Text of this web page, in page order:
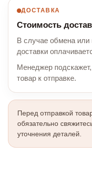
ДОСТАВКА
Стоимость
В случае обмена или
доставки
Менеджер подскажет,
товар к отправке.
Перед отправкой
обязательно
уточнения деталей.